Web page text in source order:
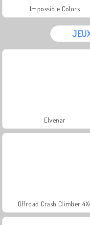
Impossible Colors
Elvenar
Offroad Crash Climber